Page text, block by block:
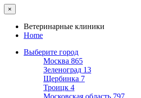
×
Ветеринарные клиники
Home
Выберите город
Москва 865
Зеленоград 13
Щербинка 7
Троицк 4
Московская область 797